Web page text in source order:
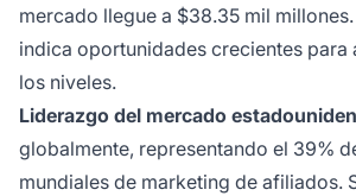
mercado llegue a $38.35 mil
indica oportunidades crecientes
los niveles.
Liderazgo del mercado
globalmente, representando el 39%
mundiales de marketing de afiliados.